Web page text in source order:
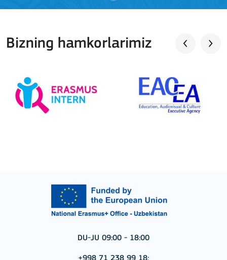
Bizning hamkorlarimiz
DU-JU 09:00 - 18:00